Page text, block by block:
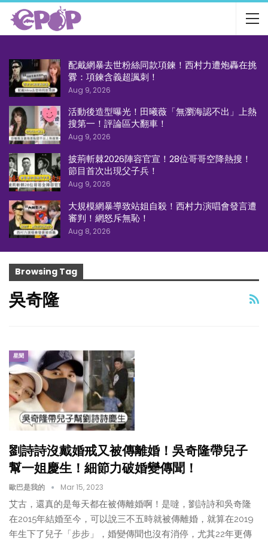
配戴網暴去世粉絲同款項鍊！西村力遭炮轟在挑
釁：項鍊含義超諷刺！
Aug 9, 2026
活動後造型曝光！田曦薇「無瀏海認不出」上熱
搜第一！評論區大翻車！
Aug 9, 2026
披荊斬棘2026陣容官宣！28位哥哥空降熱搜！
節目首次出現父子兵！
Aug 9, 2026
大規模網暴導致站姐自殺！西村力演唱會發言遭
審判！網怒斥無恥！
Aug 8, 2026
Browsing Tag
吳奇隆
星聞
劉詩詩沒戴婚戒又被傳離婚！吳奇隆帶兒子
幫一姐慶生！細節力破婚變傳聞！
歐巴是我的 Mar 15, 2023
艾古，還真的是每天都在被傳離婚啊！是噠，劉詩詩和吳奇隆
在2015年結婚至今，可以說三不五時就被傳離婚，就算在2019
年生下了兒子「步步」，婚變傳聞也沒有消停，尤其22年更傳